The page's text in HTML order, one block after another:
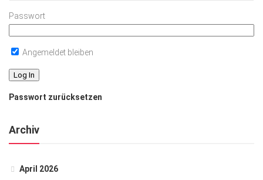
Passwort
Angemeldet bleiben
Passwort zurücksetzen
Archiv
April 2026